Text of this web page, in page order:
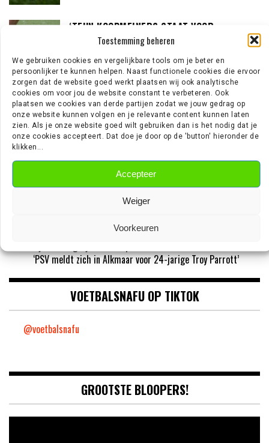
Toestemming beheren
We gebruiken cookies en vergelijkbare tools om je beter en
persoonlijker te kunnen helpen. Naast functionele cookies die ervoor
zorgen dat de website goed werkt plaatsen wij ook analytische
cookies om voor jou de website constant te verbeteren. Ook
plaatsen we cookies van derde partijen zodat we jouw gedrag op
onze website kunnen volgen en je relevante content kunnen laten
zien. Als je onze website goed wilt gebruiken dan is het nodig dat je
onze cookies accepteert. Dat doe je door op de 'button' hieronder de
klikken...
Accepteer
Weiger
Voorkeuren
‘TEUN KOOPMEINERS STAAT VOOR
AVONTUUR IN DE PREMIER LEAGUE’
‘AJAX IN GESPREK MET FRANSE
GROOTMACHT PARIS SAINT-GERMAIN’
EREDIVISIE NIEUWS
Wouter Goes zet krabbel onder nieuw contract bij AZ
‘Sunderland aast op de handtekening van Ernst Poku’
‘PSV meldt zich in Alkmaar voor 24-jarige Troy Parrott’
VOETBALSNAFU OP TIKTOK
@voetbalsnafu
GROOTSTE BLOOPERS!